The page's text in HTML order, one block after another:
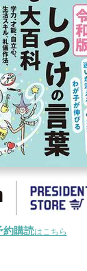
約購読はこちら